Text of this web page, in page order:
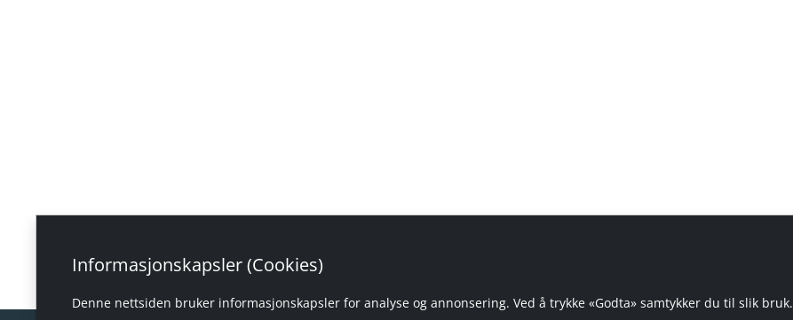
Informasjonskapsler (Cookies)
Denne nettsiden bruker informasjonskapsler for analyse og annonsering. Ved å trykke «Godta» samtykker du til slik bruk.